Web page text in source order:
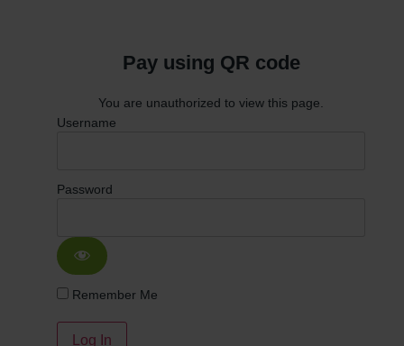
Pay using QR code
You are unauthorized to view this page.
Username
Password
Remember Me